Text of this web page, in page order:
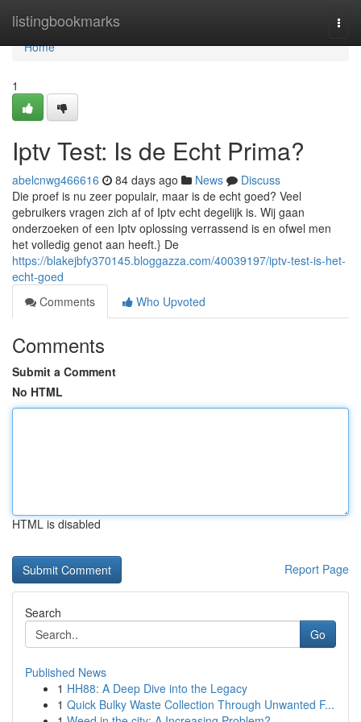
listingbookmarks
Home
Home
1
Iptv Test: Is de Echt Prima?
abelcnwg466616 84 days ago News
Discuss
Die proef is nu zeer populair, maar is de echt goed? Veel
gebruikers vragen zich af of Iptv echt degelijk is. Wij gaan
onderzoeken of een Iptv oplossing verrassend is en ofwel men
het volledig genot aan heeft.} De
https://blakejbfy370145.bloggazza.com/40039197/iptv-test-is-het-
echt-goed
Comments
Who Upvoted
Comments
Submit a Comment
No HTML
HTML is disabled
Report Page
Search
Go
Published News
1 HH88: A Deep Dive into the Legacy
1 Quick Bulky Waste Collection Through Unwanted F...